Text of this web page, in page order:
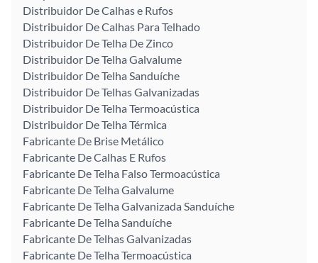
Distribuidor De Calhas e Rufos
Distribuidor De Calhas Para Telhado
Distribuidor De Telha De Zinco
Distribuidor De Telha Galvalume
Distribuidor De Telha Sanduíche
Distribuidor De Telhas Galvanizadas
Distribuidor De Telha Termoacústica
Distribuidor De Telha Térmica
Fabricante De Brise Metálico
Fabricante De Calhas E Rufos
Fabricante De Telha Falso Termoacústica
Fabricante De Telha Galvalume
Fabricante De Telha Galvanizada Sanduíche
Fabricante De Telha Sanduíche
Fabricante De Telhas Galvanizadas
Fabricante De Telha Termoacústica